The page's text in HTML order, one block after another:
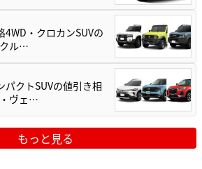
4WD・クロカンSUVの
ル…
パクトSUVの値引き相
ヴェ…
もっと見る